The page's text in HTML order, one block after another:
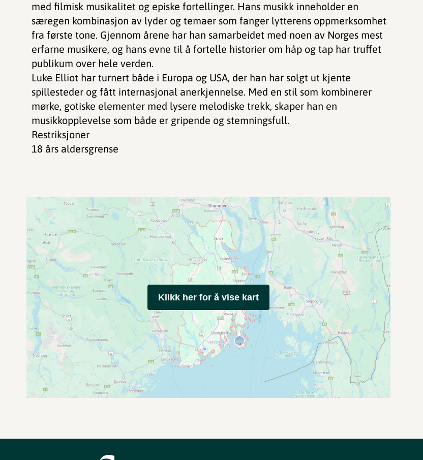
med filmisk musikalitet og episke fortellinger. Hans musikk inneholder en
særegen kombinasjon av lyder og temaer som fanger lytterens oppmerksomhet
fra første tone. Gjennom årene har han samarbeidet med noen av Norges mest
erfarne musikere, og hans evne til å fortelle historier om håp og tap har truffet
publikum over hele verden.
Luke Elliot har turnert både i Europa og USA, der han har solgt ut kjente
spillesteder og fått internasjonal anerkjennelse. Med en stil som kombinerer
mørke, gotiske elementer med lysere melodiske trekk, skaper han en
musikkopplevelse som både er gripende og stemningsfull.
Restriksjoner
18 års aldersgrense
Klikk her for å vise kart